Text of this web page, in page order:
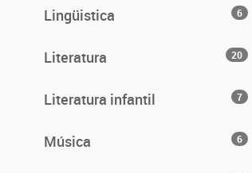
Lingüistica 6
Literatura 20
Literatura infantil 7
Música 6